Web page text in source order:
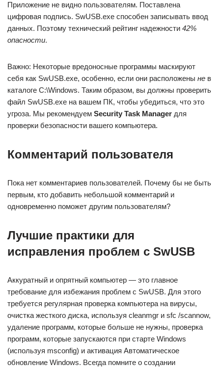
Приложение не видно пользователям. Поставлена
цифровая подпись. SwUSB.exe способен записывать ввод
данных. Поэтому технический рейтинг надежности 42%
опасности.
Важно: Некоторые вредоносные программы маскируют
себя как SwUSB.exe, особенно, если они расположены не в
каталоге C:\Windows. Таким образом, вы должны проверить
файл SwUSB.exe на вашем ПК, чтобы убедиться, что это
угроза. Мы рекомендуем Security Task Manager для
проверки безопасности вашего компьютера.
Комментарий пользователя
Пока нет комментариев пользователей. Почему бы не быть
первым, кто добавить небольшой комментарий и
одновременно поможет другим пользователям?
Лучшие практики для
исправления проблем с SwUSB
Аккуратный и опрятный компьютер — это главное
требование для избежания проблем с SwUSB. Для этого
требуется регулярная проверка компьютера на вирусы,
очистка жесткого диска, используя cleanmgr и sfc /scannow,
удаление программ, которые больше не нужны, проверка
программ, которые запускаются при старте Windows
(используя msconfig) и активация Автоматическое
обновление Windows. Всегда помните о создании